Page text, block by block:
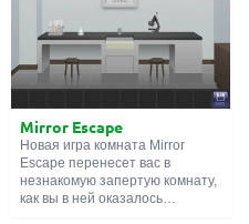
Mirror Escape
Новая игра комната Mirror
Escape перенесет вас в
незнакомую запертую комнату,
как вы в ней оказалось